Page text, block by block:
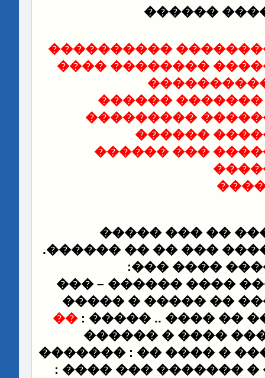
��� ����
�������
����� ���������
����������
��������
������
���������
�� ���� ������
����� ��� ����� ���
.
������
:
���� ���� - ��� ����
����� � �����
��� �� ������ ��
:
��
�� �� �� ������
���� �� : �������
���� ������ �